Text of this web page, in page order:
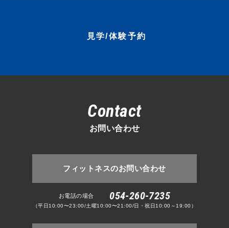
見学/体験予約
Contact
お問い合わせ
フィットネスのお問い合わせ
お電話の場合 054-260-7235
（平日10:00〜23:00/土曜10:00〜21:00/日・祝日10:00～19:00）